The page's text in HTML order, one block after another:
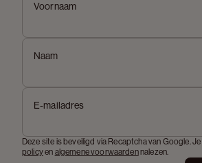
Voornaam
Naam
E-mailadres
Deze site is beveiligd via Recaptcha van Google.
policyen algemene voorwaardennalezen.